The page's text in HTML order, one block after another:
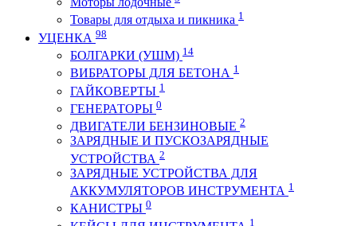
Товары для отдыха и пикника 1
УЦЕНКА 98
БОЛГАРКИ (УШМ) 14
ВИБРАТОРЫ ДЛЯ БЕТОНА 1
ГАЙКОВЕРТЫ 1
ГЕНЕРАТОРЫ 0
ДВИГАТЕЛИ БЕНЗИНОВЫЕ 2
ЗАРЯДНЫЕ И ПУСКОЗАРЯДНЫЕ
УСТРОЙСТВА 2
ЗАРЯДНЫЕ УСТРОЙСТВА ДЛЯ
АККУМУЛЯТОРОВ ИНСТРУМЕНТА 1
КАНИСТРЫ 0
1